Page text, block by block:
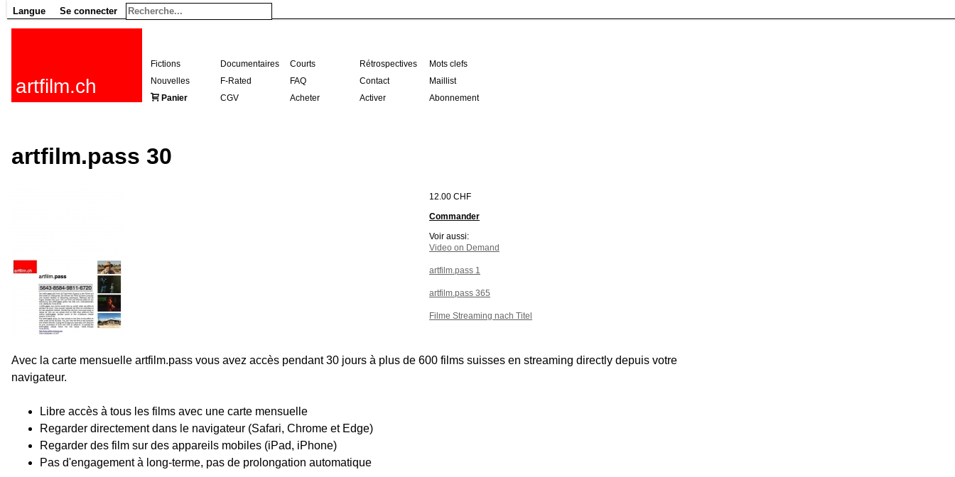
Langue Se connecter
artfilm.ch
Fictions Documentaires Courts Rétrospectives
Mots clefs
Nouvelles
F-Rated FAQ Contact
Maillist
Panier
CGV Acheter Activer Abonnement
artfilm.pass 30
12.00 CHF
Commander
Voir aussi:
Video on Demand
artfilm.pass 1
artfilm.pass 365
Filme Streaming nach Titel
Avec la carte mensuelle artfilm.pass vous avez accès pendant 30 jours à plus de 600 films suisses en streaming directly depuis votre
navigateur.
Libre accès à tous les films avec une carte mensuelle
Regarder directement dans le navigateur (Safari, Chrome et Edge)
Regarder des film sur des appareils mobiles (iPad, iPhone)
Pas d'engagement à long-terme, pas de prolongation automatique